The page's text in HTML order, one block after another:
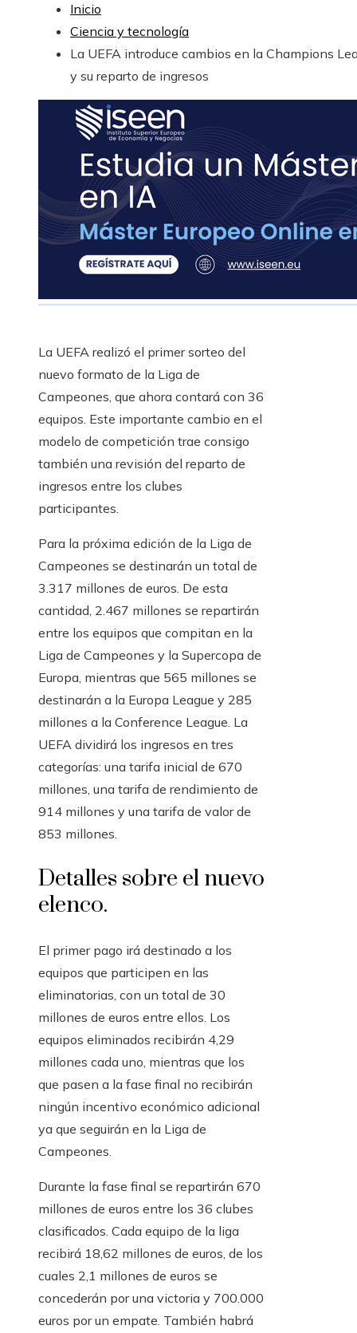
Inicio
Ciencia y tecnología
La UEFA introduce cambios en la Champions
y su reparto de ingresos
La UEFA realizó el primer sorteo del
nuevo formato de la Liga de
Campeones, que ahora contará con 36
equipos. Este importante cambio en el
modelo de competición trae consigo
también una revisión del reparto de
ingresos entre los clubes
participantes.
Para la próxima edición de la Liga de
Campeones se destinarán un total de
3.317 millones de euros. De esta
cantidad, 2.467 millones se repartirán
entre los equipos que compitan en la
Liga de Campeones y la Supercopa de
Europa, mientras que 565 millones se
destinarán a la Europa League y 285
millones a la Conference League. La
UEFA dividirá los ingresos en tres
categorías: una tarifa inicial de 670
millones, una tarifa de rendimiento de
914 millones y una tarifa de valor de
853 millones.
Detalles sobre el nuevo
elenco.
El primer pago irá destinado a los
equipos que participen en las
eliminatorias, con un total de 30
millones de euros entre ellos. Los
equipos eliminados recibirán 4,29
millones cada uno, mientras que los
que pasen a la fase final no recibirán
ningún incentivo económico adicional
ya que seguirán en la Liga de
Campeones.
Durante la fase final se repartirán 670
millones de euros entre los 36 clubes
clasificados. Cada equipo de la liga
recibirá 18,62 millones de euros, de los
cuales 2,1 millones de euros se
concederán por una victoria y 700.000
euros por un empate. También habrá